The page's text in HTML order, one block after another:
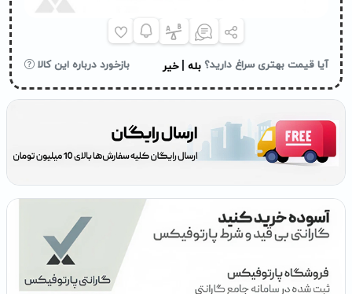
آیا قیمت بهتری سراغ دارید؟ بله خیر بازخورد درباره این کالا